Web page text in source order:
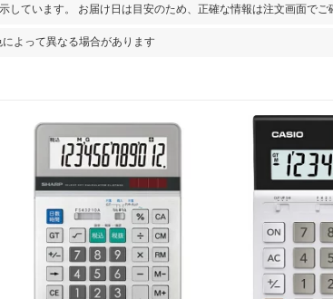
しています。 お届け日は目安のため、正確な情報は注文画面でご
よって異なる場合があります